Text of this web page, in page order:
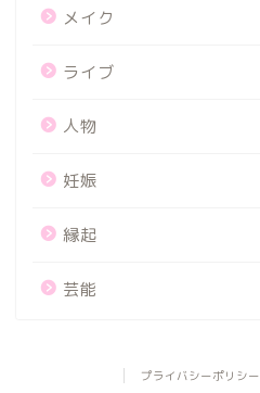
メイク
ライブ
人物
妊娠
縁起
芸能
プライバシーポリシー